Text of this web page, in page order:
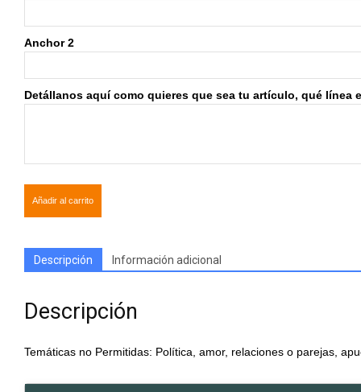
Anchor 2
Detállanos aquí como quieres que sea tu artículo, qué línea
Añadir al carrito
Descripción Información adicional
Descripción
Temáticas no Permitidas: Política, amor, relaciones o parejas,